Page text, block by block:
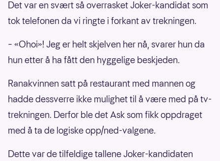
Det var en svært så overrasket Joker-kandidat som
tok telefonen da vi ringte i forkant av trekningen.
– «Ohoi»! Jeg er helt skjelven her nå, svarer hun da
hun etter å ha fått den hyggelige beskjeden.
Ranakvinnen satt på restaurant med mannen og
hadde dessverre ikke mulighet til å være med på tv-
trekningen. Derfor ble det Ask som fikk oppdraget
med å ta de logiske opp/ned-valgene.
Dette var de tilfeldige tallene Joker-kandidaten